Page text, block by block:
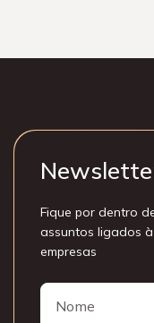
Fique por dentro
assuntos ligados
empresas
Nome